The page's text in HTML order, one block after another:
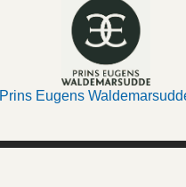
Prins Eugens